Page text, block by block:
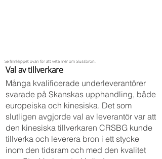
Se filmklippet ovan för att veta mer om Slussbron.
Val av tillverkare
Många kvalificerade underleverantörer
svarade på Skanskas upphandling, både
europeiska och kinesiska. Det som
slutligen avgjorde val av leverantör var att
den kinesiska tillverkaren CRSBG kunde
tillverka och leverera bron i ett stycke
inom den tidsram och med den kvalitet